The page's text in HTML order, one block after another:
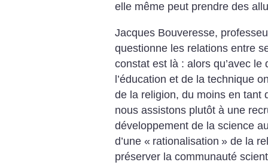
elle même peut prendre des
Jacques Bouveresse,
questionne les relations entre
constat est là : alors qu’avec
l’éducation et de la technique
de la religion, du moins en tant
nous assistons plutôt à une
développement de la science
d’une « rationalisation » de la
préserver la communauté